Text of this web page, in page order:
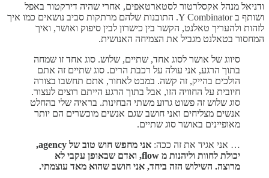
ודניאל מנהל אקסלרטור לסטארטאפים, אחרי שהיה דירקטור באפל
ושותף ב Y Combinator. התובנות שלהם מרתקות סביב נושאים כמו איך
לזהות ולהעריך טאלנט, הקשר בין כישרון לבין סיפוק ואושר, ואיך
המחסור בטאלנט מגביל את הצמיחה האנושית.
סיווג של אושר לסוג אחד, שתיים, שלוש. סוג אחד זו שמחה
בתוך הרגע, אני עולה על רכבת הרים. סוג שתיים זה אתם
הולכים בהייק, זה קשה. במבט לאחור, אתם תחשבו בצורה
חיובית על החוויה הזו, אבל בתוך הרגע הייתם רוצים לעצור.
סוג שלוש זה פשוט גרוע משתי הבחינות. בראיה שלי בהחלט
אנשים מצליחים ואני חושב שגם אנשים מוכשרים הם יותר
מאופיינים באושר סוג שתיים.
… אני אגיד את זה ככה:
אני מחפש חוש טוב של agency,
יכולת לחוות וליהנות מ flow, ואדם שבאופן עקבי לא
מרוצה. השילוש הזה ביחד, אני חושב שהוא מאד עוצמתי.